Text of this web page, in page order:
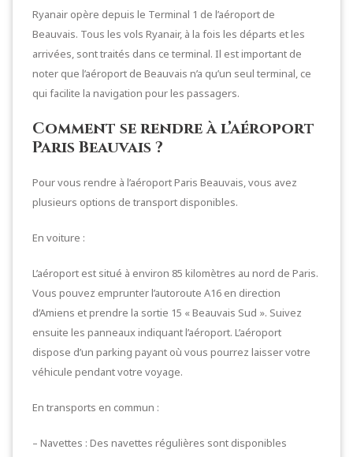
Ryanair opère depuis le Terminal 1 de l’aéroport de
Beauvais. Tous les vols Ryanair, à la fois les départs et les
arrivées, sont traités dans ce terminal. Il est important de
noter que l’aéroport de Beauvais n’a qu’un seul terminal, ce
qui facilite la navigation pour les passagers.
Comment se rendre à l’aéroport
Paris Beauvais ?
Pour vous rendre à l’aéroport Paris Beauvais, vous avez
plusieurs options de transport disponibles.
En voiture :
L’aéroport est situé à environ 85 kilomètres au nord de Paris.
Vous pouvez emprunter l’autoroute A16 en direction
d’Amiens et prendre la sortie 15 « Beauvais Sud ». Suivez
ensuite les panneaux indiquant l’aéroport. L’aéroport
dispose d’un parking payant où vous pourrez laisser votre
véhicule pendant votre voyage.
En transports en commun :
– Navettes : Des navettes régulières sont disponibles